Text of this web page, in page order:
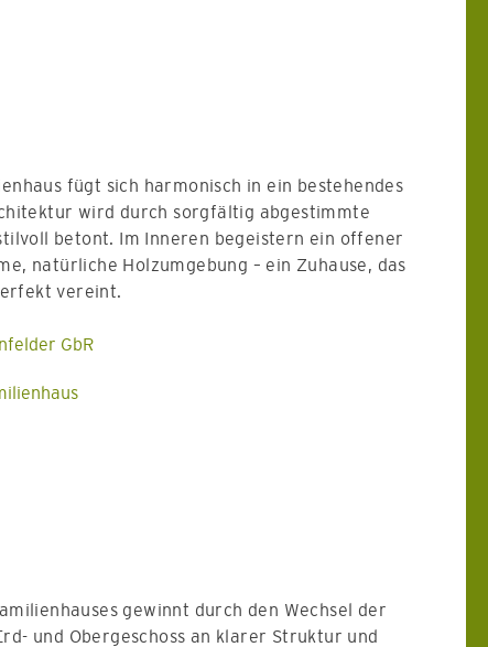
fügt sich harmonisch in ein bestehendes
wird durch sorgfältig abgestimmte
betont. Im Inneren begeistern ein offener
natürliche Holzumgebung – ein Zuhause, das
vereint.
GbR
gewinnt durch den Wechsel der
und Obergeschoss an klarer Struktur und